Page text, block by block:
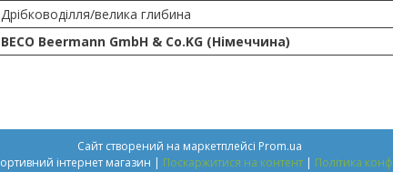
Дрібководілля/велика глибина
BECO Beermann GmbH & Co.KG (Німеччина)
Сайт створений на маркетплейсі Prom.ua
Sportinvent - спортивний інтернет магазин | Поскаржитися на контент | Політика